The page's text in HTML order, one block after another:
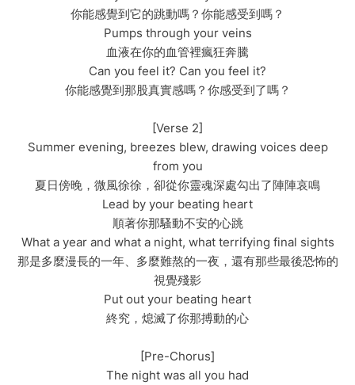
你能感覺到它的跳動嗎？你能感受到嗎？
Pumps through your veins
血液在你的血管裡瘋狂奔騰
Can you feel it? Can you feel it?
你能感覺到那股真實感嗎？你感受到了嗎？
[Verse 2]
Summer evening, breezes blew, drawing voices deep
from you
夏日傍晚，微風徐徐，卻從你靈魂深處勾出了陣陣哀鳴
Lead by your beating heart
順著你那騷動不安的心跳
What a year and what a night, what terrifying final sights
那是多麼漫長的一年、多麼難熬的一夜，還有那些最後恐怖的
視覺殘影
Put out your beating heart
終究，熄滅了你那搏動的心
[Pre-Chorus]
The night was all you had